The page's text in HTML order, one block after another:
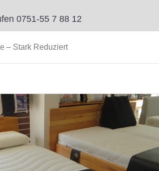
0751-55 7 88 12
– Stark Reduziert